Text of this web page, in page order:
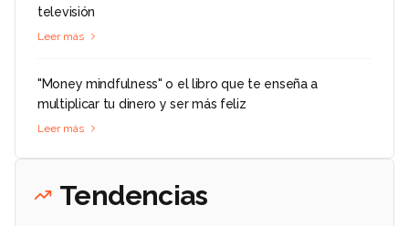
televisión
Leer más
"Money mindfulness" o el libro que te enseña a
multiplicar tu dinero y ser más feliz
Leer más
Tendencias